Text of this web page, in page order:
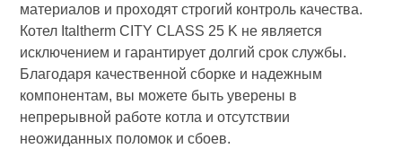
материалов и проходят строгий контроль качества.
Котел Italtherm CITY CLASS 25 K не является
исключением и гарантирует долгий срок службы.
Благодаря качественной сборке и надежным
компонентам, вы можете быть уверены в
непрерывной работе котла и отсутствии
неожиданных поломок и сбоев.